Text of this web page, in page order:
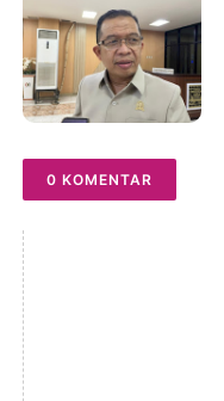
0 KOMENTAR